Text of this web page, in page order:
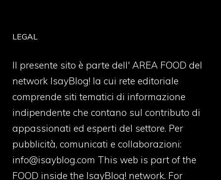
LEGAL
Il presente sito è parte dell' AREA FOOD del
network IsayBlog! la cui rete editoriale
comprende siti tematici di informazione
indipendente che contano sul contributo di
appassionati ed esperti del settore. Per
pubblicità, comunicati e collaborazioni:
info@isayblog.com This web is part of the
FOOD inside the IsayBlog! network. For